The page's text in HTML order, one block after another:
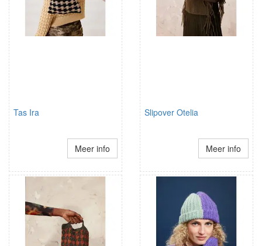
Tas Ira
Meer info
Slipover Otelia
Meer info